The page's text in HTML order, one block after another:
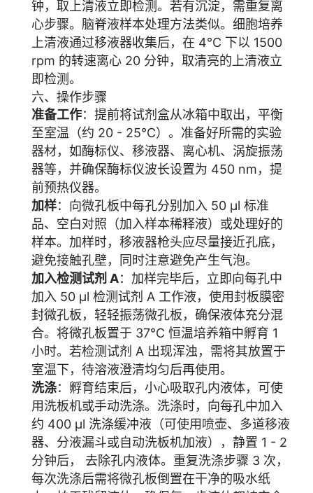
钟，取上清液立即检测。若有沉淀，需重复离
心步骤。脑脊液样本处理方法类似。细胞培养
上清液通过移液器收集后，在 4°C 下以 1500
rpm 的转速离心 20 分钟，取清亮的上清液立
即检测。
六、操作步骤
准备工作：提前将试剂盒从冰箱中取出，平衡
至室温（约 20 - 25°C）。准备好所需的实验
器材，如酶标仪、移液器、离心机、涡旋振荡
器等，并确保酶标仪波长设置为 450 nm，提
前预热仪器。
加样：向微孔板中每孔分别加入 50 μl 标准
品、空白对照（加入样本稀释液）或处理好的
样本。加样时，移液器枪头应尽量接近孔底，
避免接触孔壁，同时注意避免产生气泡。
加入检测试剂 A：加样完毕后，立即向每孔中
加入 50 μl 检测试剂 A 工作液，使用封板膜密
封微孔板，轻轻振荡微孔板，确保液体充分混
合。将微孔板置于 37°C 恒温培养箱中孵育 1
小时。若检测试剂 A 出现浑浊，需将其放置于
室温下，待溶液澄清均匀后再使用。
洗涤：孵育结束后，小心吸取孔内液体，可使
用洗板机或手动洗涤。洗涤时，向每孔中加入
约 400 μl 洗涤缓冲液（可使用喷壶、多道移液
器、分液漏斗或自动洗板机加液），静置 1 - 2
分钟后， 去除孔内液体。重复洗涤步骤 3 次，
每次洗涤后需将微孔板倒置在干净的吸水纸